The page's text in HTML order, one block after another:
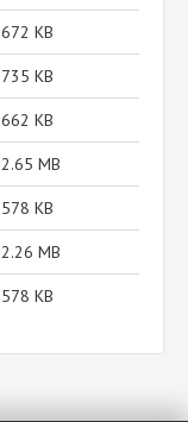
672 KB
735 KB
662 KB
2.65 MB
578 KB
2.26 MB
578 KB